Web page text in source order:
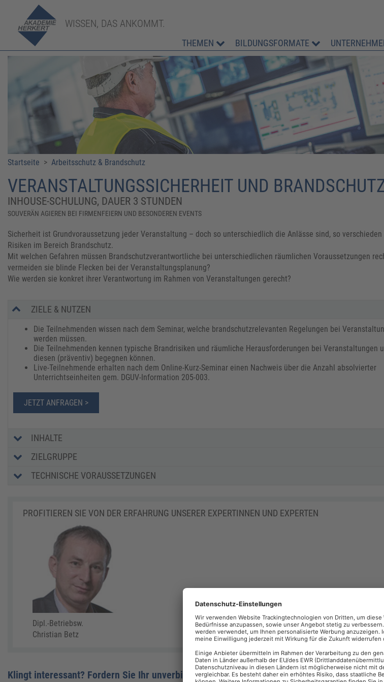
WISSEN, DAS ANKOMMT.
THEMEN BILDUNGSFORMATE
Startseite > Arbeitsschutz & Brandschutz
VERANSTALTUNGSSICHERHEIT UND
INHOUSE-SCHULUNG, DAUER 3 STUNDEN
SOUVERÄN AGIEREN BEI FIRMENFEIERN UND BESONDEREN EVENTS
Sicherheit ist Grundvoraussetzung jeder Veranstaltung – doch so unterschiedlich die Anlässe sind, so
Risiken im Bereich Brandschutz.
Mit welchen Gefahren müssen Brandschutzverantwortliche bei unterschiedlichen räumlichen Voraussetzungen
vermeiden sie blinde Flecken bei der Veranstaltungsplanung?
Wie werden sie konkret ihrer Verantwortung im Rahmen von Veranstaltungen gerecht?
ZIELE & NUTZEN
Die Teilnehmenden wissen nach dem Seminar, welche brandschutzrelevanten Regelungen bei
werden müssen.
Die Teilnehmenden kennen typische Brandrisiken und räumliche Herausforderungen bei Veranstaltungen
diesen (präventiv) begegnen können.
Live-Teilnehmende erhalten nach dem Online-Kurz-Seminar einen Nachweis über die Anzahl absolvierter
Unterrichtseinheiten gem. DGUV-Information 205-003.
JETZT ANFRAGEN >
INHALTE
ZIELGRUPPE
TECHNISCHE VORAUSSETZUNGEN
PROFITIEREN SIE VON DER ERFAHRUNG UNSERER EXPERTINNEN UND EXPERTEN
Dipl.-Betriebsw.
Christian Betz
Klingt interessant? Fordern Sie Ihr unverbindliches
Sie suchen eine Schulung für sich